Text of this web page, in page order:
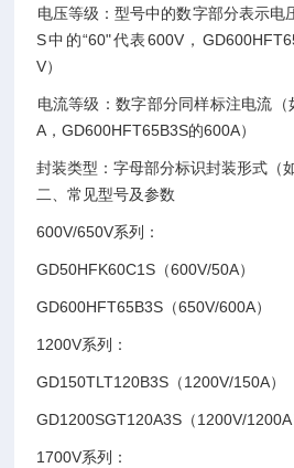
电压等级‌：型号中的数字部分表示电
S中的“60"代表600V，
V）‌
电流等级‌：数字部分同样标注电流
A，GD600HFT65B3S的600A）‌
封装类型‌：字母部分标识封装形式（
二、常见型号及参数
600V/650V系列‌：
GD50HFK60C1S（600V/50A）
GD600HFT65B3S（650V/600A）‌
1200V系列‌：
GD150TLT120B3S（1200V/150A）
GD1200SGT120A3S（1200V/1200A
‌1700V系列‌：